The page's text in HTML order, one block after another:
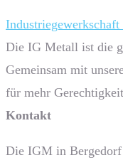
Die IG Metall ist die
Gemeinsam mit
für mehr
Kontakt
Die IGM in Bergedorf